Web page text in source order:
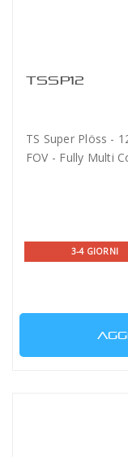
TSSP12
TS Super Plöss -
FOV - Fully Multi
3-4 GIORNI